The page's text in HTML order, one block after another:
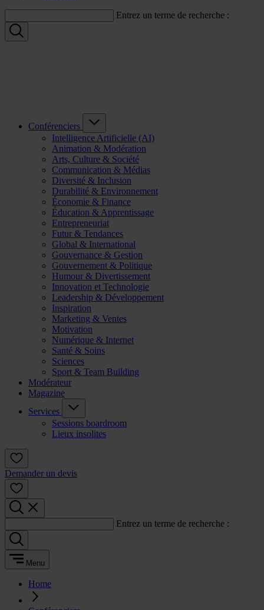
Entrez un terme de recherche :
Conférenciers
Intelligence Artificielle (AI)
Animation & Modération
Arts, Culture & Société
Communication & Médias
Diversité & Inclusion
Durabilité & Environnement
Économie & Finance
Éducation & Apprentissage
Entrepreneuriat
Futur & Tendances
Global & International
Gouvernance & Gestion
Gouvernement & Politique
Humour & Divertissement
Innovation et Technologie
Leadership & Développement
Inspiration
Marketing & Ventes
Motivation
Numérique & Internet
Santé & Soins
Sciences
Sport & Team Building
Modérateur
Magazine
Services
Sessions boardroom
Lieux insolites
Demander un devis
Entrez un terme de recherche :
Menu
Home